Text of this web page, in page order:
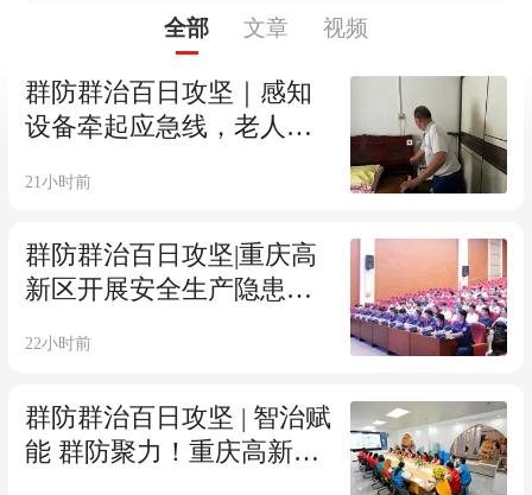
全部 文章 视频
群防群治百日攻坚｜感知
设备牵起应急线，老人遇
21小时前
群防群治百日攻坚|重庆高
新区开展安全生产隐患排
题培训
22小时前
群防群治百日攻坚 | 智治赋
能 群防聚力！重庆高新区